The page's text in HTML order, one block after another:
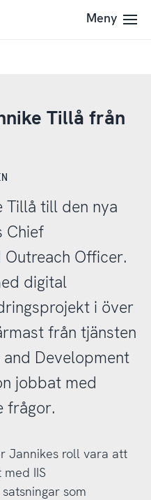
Meny
Tillå från
Tillå till den nya
Chief
Officer.
digital
i över
från tjänsten
Development
jobbat med
frågor.
Jannikes roll vara att
IIS
som